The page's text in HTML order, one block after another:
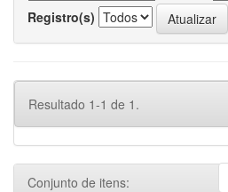
Registro(s)
Resultado 1-1 de 1.
Conjunto de itens: